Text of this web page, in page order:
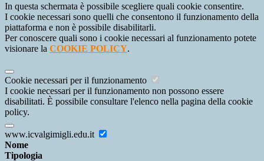
In questa schermata è possibile scegliere quali cookie consentire.
I cookie necessari sono quelli che consentono il funzionamento della
piattaforma e non è possibile disabilitarli.
Per conoscere quali sono i cookie necessari al funzionamento potete
visionare la COOKIE POLICY.
Cookie necessari per il funzionamento
I cookie necessari per il funzionamento non possono essere
disabilitati. È possibile consultare l'elenco nella pagina della cookie
policy.
www.icvalgimigli.edu.it
Nome
Tipologia